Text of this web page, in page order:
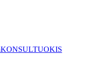
KONSULTUOKIS